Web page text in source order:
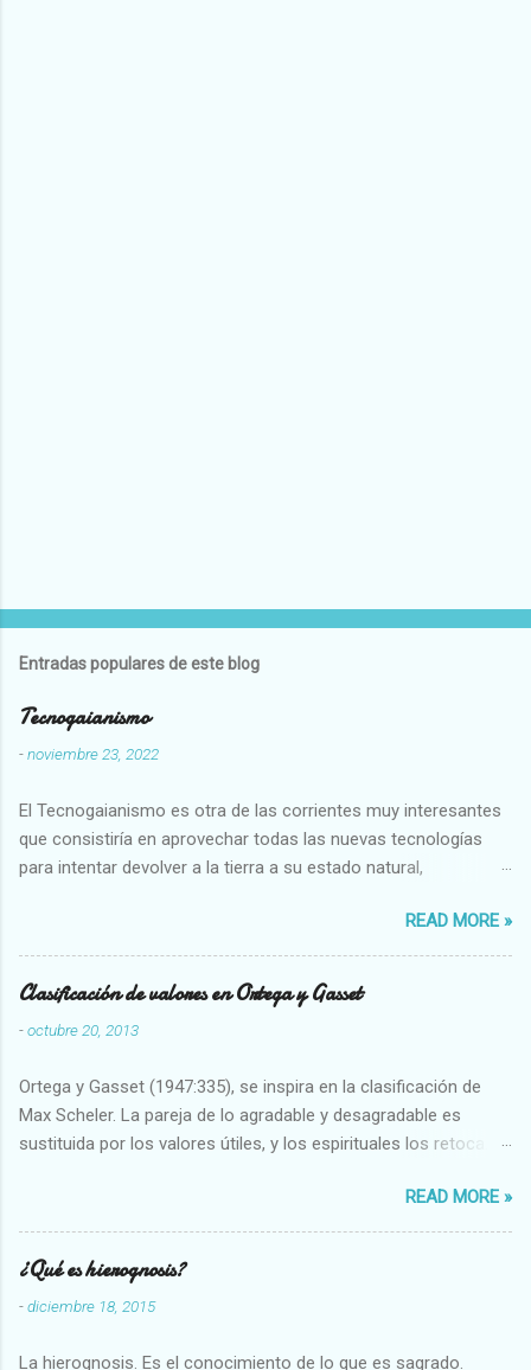
Entradas populares de este blog
Tecnogaianismo
-noviembre 23, 2022
El Tecnogaianismo es otra de las corrientes muy interesantes
que consistiría en aprovechar todas las nuevas tecnologías
para intentar devolver a la tierra a su estado natural,
READ MORE »
Clasificación de valores en Ortega y Gasset
-octubre 20, 2013
Ortega y Gasset (1947:335), se inspira en la clasificación de
Max Scheler. La pareja de lo agradable y desagradable es
sustituida por los valores útiles, y los espirituales los retoca.
Abundante-Escaso,etc 2 VITALES Sano-Enfermo Selecto-
Vulgar Enérgico-Inerte Fuerte-Débil,etc. 3 ESPIRITUALES a)
Intelectuales Conocimiento-Error Exacto-Aproximado
Evidente-Probable,etc b) Morales Bueno-malo Bondadoso-
malvado Justo-Injusto Escrupuloso-Relajado Leal-Desleal,etc.
READ MORE »
¿Qué es hierognosis?
-diciembre 18, 2015
La hierognosis. Es el conocimiento de lo que es sagrado.